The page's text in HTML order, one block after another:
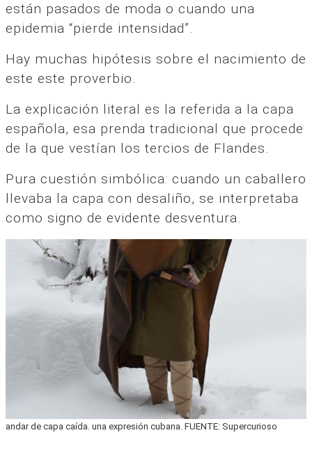
están pasados de moda o cuando una
epidemia “pierde intensidad”.
Hay muchas hipótesis sobre el nacimiento de
este este proverbio.
La explicación literal es la referida a la capa
española, esa prenda tradicional que procede
de la que vestían los tercios de Flandes.
Pura cuestión simbólica: cuando un caballero
llevaba la capa con desaliño, se interpretaba
como signo de evidente desventura.
andar de capa caída. una expresión cubana. FUENTE: Supercurioso